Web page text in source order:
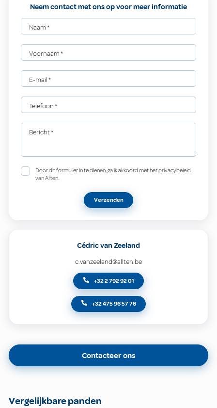
Neem contact met ons op voor meer informatie
Naam*
Voornaam*
E-mail*
Telefoon*
Bericht*
Door dit formulier in te dienen, ga ik akkoord met het privacybeleid
van Allten.
Verzenden
Cédric van Zeeland
c.vanzeeland@allten.be
+32 2 792 92 01
+32 475 96 57 76
Contacteer ons
Vergelijkbare panden